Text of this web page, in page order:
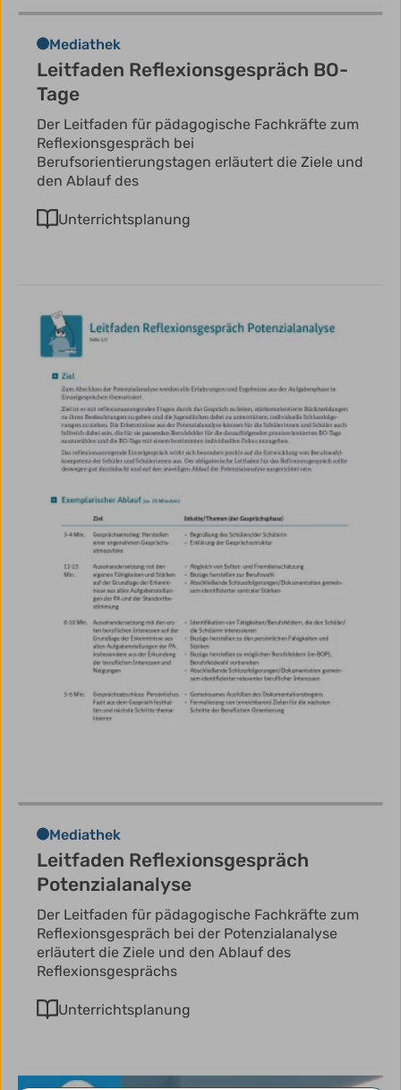
Mediathek
Leitfaden Reflexionsgespräch BO-
Tage
Der Leitfaden für pädagogische Fachkräfte zum
Reflexionsgespräch bei
Berufsorientierungstagen erläutert die Ziele und
den Ablauf des
Unterrichtsplanung
Mediathek
Leitfaden Reflexionsgespräch
Potenzialanalyse
Der Leitfaden für pädagogische Fachkräfte zum
Reflexionsgespräch bei der Potenzialanalyse
erläutert die Ziele und den Ablauf des
Reflexionsgesprächs
Unterrichtsplanung